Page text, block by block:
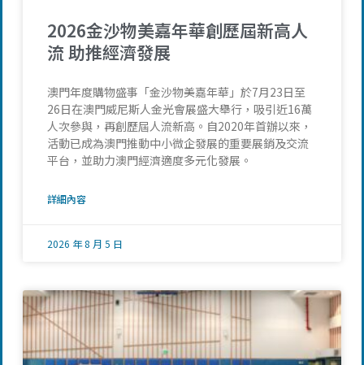
2026金沙物美嘉年華創歷屆新高人
流 助推經濟發展
澳門年度購物盛事「金沙物美嘉年華」於7月23日至
26日在澳門威尼斯人金光會展盛大舉行，吸引近16萬
人次參與，再創歷屆人流新高。自2020年首辦以來，
活動已成為澳門推動中小微企發展的重要展銷及交流
平台，並助力澳門經濟適度多元化發展。
詳細內容
2026 年 8 月 5 日